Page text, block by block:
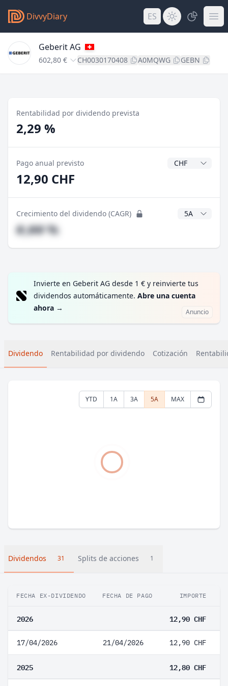
DivvyDiary ES
Geberit AG
602,80 € CH0030170408 A0MQWG GEBN
Rentabilidad por dividendo prevista
2,29 %
Pago anual previsto Divisa del
12,90 CHF
Crecimiento del dividendo (CAGR) Años CAGR
#,## %
Invierte en Geberit AG desde 1 € y reinvierte tus
dividendos automáticamente. Abre una cuenta
ahora → Anuncio
Dividendo Rentabilidad por dividendo Cotización
YTD 1A 3A 5A MAX
Dividendos 31 Splits de acciones 1
FECHA EX-DIVIDENDO FECHA DE PAGO IMPORTE
2026 12,90 CHF
17/04/2026 21/04/2026 12,90 CHF
2025 12,80 CHF